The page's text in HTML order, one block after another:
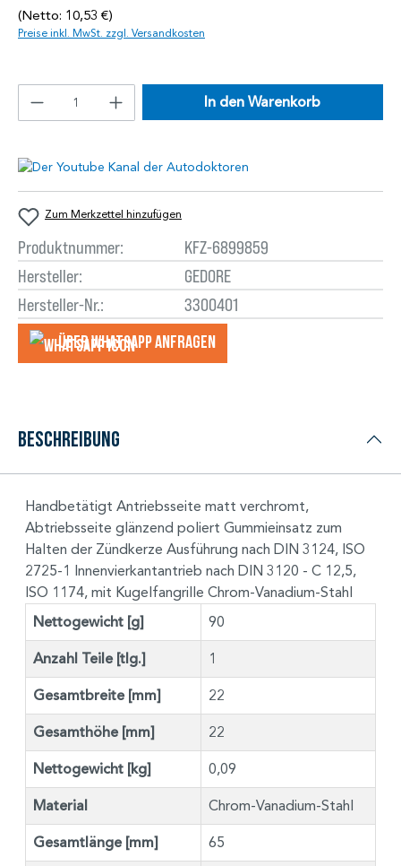
(Netto: 10,53 €)
Preise inkl. MwSt. zzgl. Versandkosten
In den Warenkorb
Zum Merkzettel hinzufügen
Produktnummer:
KFZ-6899859
Hersteller:
GEDORE
Hersteller-Nr.:
3300401
Über WhatsApp anfragеn
Beschreibung
Handbetätigt Antriebsseite matt verchromt,
Abtriebsseite glänzend poliert Gummieinsatz zum
Halten der Zündkerze Ausführung nach DIN 3124, ISO
2725-1 Innenvierkantantrieb nach DIN 3120 - C 12,5,
ISO 1174, mit Kugelfangrille Chrom-Vanadium-Stahl
Nettogewicht [g] 90
Anzahl Teile [tlg.] 1
Gesamtbreite [mm] 22
Gesamthöhe [mm] 22
Nettogewicht [kg] 0,09
Material Chrom-Vanadium-Stahl
Gesamtlänge [mm] 65